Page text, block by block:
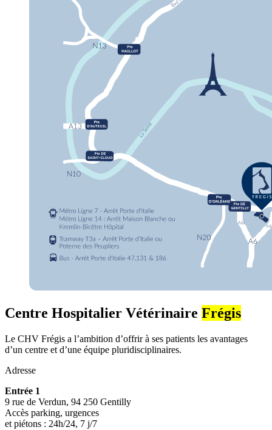
Centre Hospitalier Vétérinaire Frégis
Le CHV Frégis a l’ambition d’offrir à ses patients les avantages
d’un centre et d’une équipe pluridisciplinaires.
Adresse
Entrée 1
9 rue de Verdun, 94 250 Gentilly
Accès parking, urgences
et piétons : 24h/24, 7 j/7